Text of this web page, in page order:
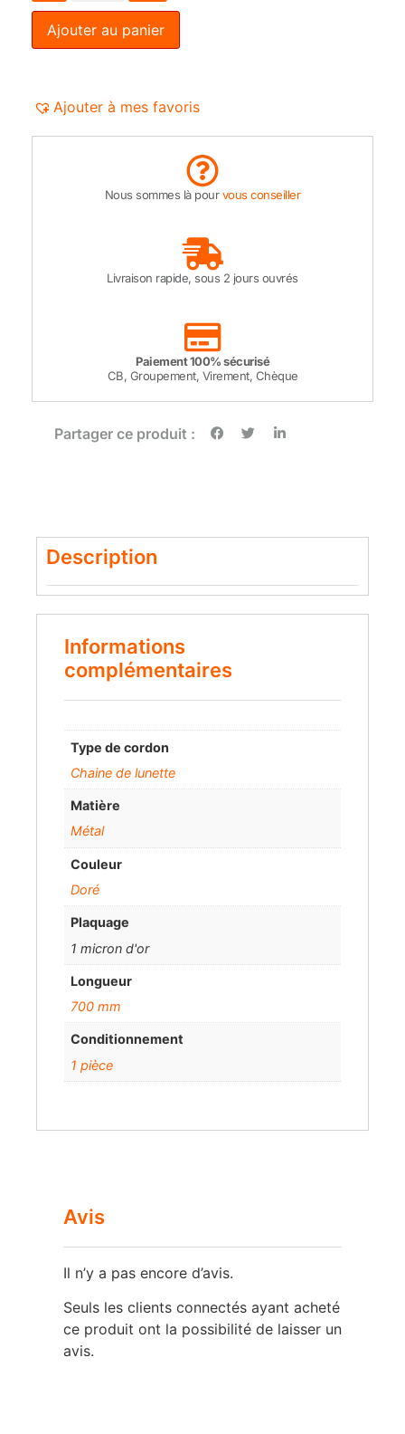
Ajouter au panier
Ajouter à mes favoris
Nous sommes là pourvous conseiller
Livraison rapide, sous 2 jours ouvrés
Paiement 100% sécurisé
CB, Groupement, Virement, Chèque
Partager ce produit :
Description
Informations
complémentaires
Type de cordon
Chaine de lunette
Matière
Métal
Couleur
Doré
Plaquage
1 micron d'or
Longueur
700 mm
Conditionnement
1 pièce
Avis
Il n’y a pas encore d’avis.
Seuls les clients connectés ayant acheté
ce produit ont la possibilité de laisser un
avis.